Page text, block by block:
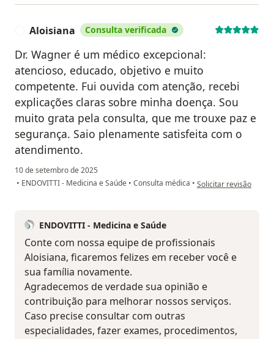
Aloisiana Consulta verificada
Dr. Wagner é um médico excepcional:
atencioso, educado, objetivo e muito
competente. Fui ouvida com atenção, recebi
explicações claras sobre minha doença. Sou
muito grata pela consulta, que me trouxe paz e
segurança. Saio plenamente satisfeita com o
atendimento.
10 de setembro de 2025
• ENDOVITTI - Medicina e Saúde • Consulta médica • na opinião do
Solicitar revisão
ENDOVITTI - Medicina e Saúde
Conte com nossa equipe de profissionais
Aloisiana, ficaremos felizes em receber você e
sua família novamente.
Agradecemos de verdade sua opinião e
contribuição para melhorar nossos serviços.
Caso precise consultar com outras
especialidades, fazer exames, procedimentos,